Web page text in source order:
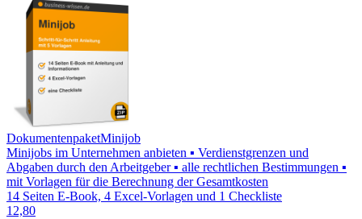
DokumentenpaketMinijob
Minijobs im Unternehmen anbieten ▪ Verdienstgrenzen und
Abgaben durch den Arbeitgeber ▪ alle rechtlichen Bestimmungen ▪
mit Vorlagen für die Berechnung der Gesamtkosten
14 Seiten E-Book, 4 Excel-Vorlagen und 1 Checkliste
12,80